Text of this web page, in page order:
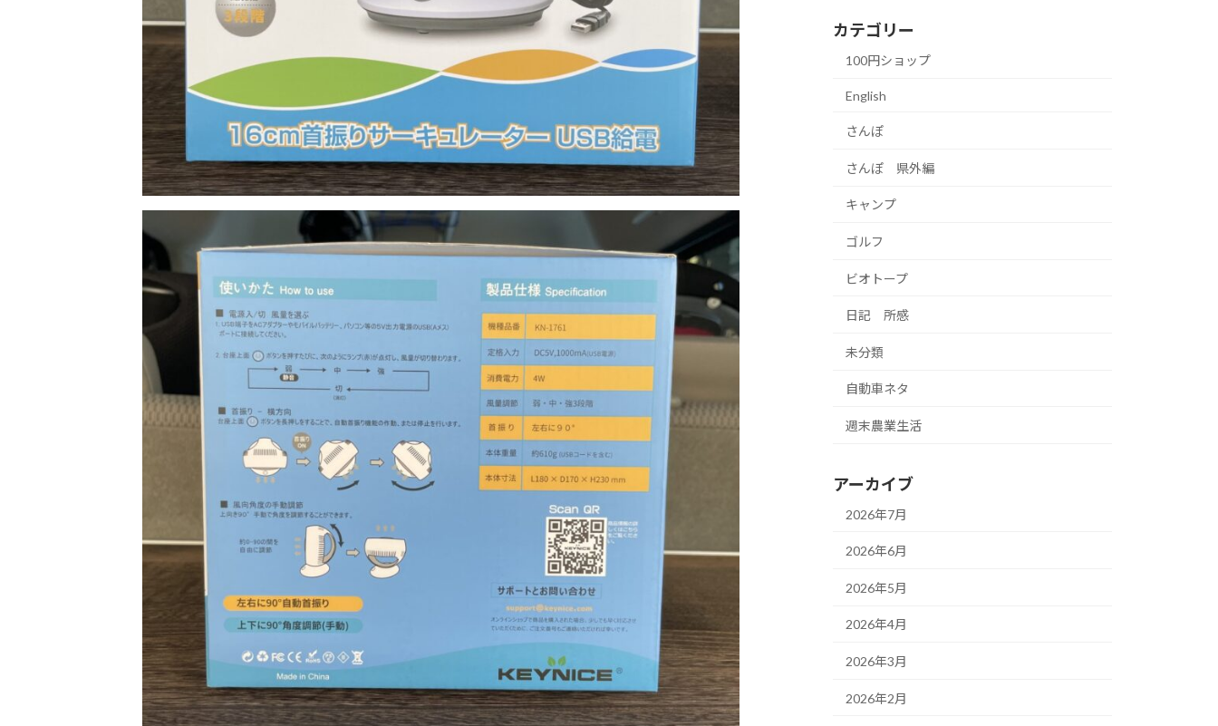
カテゴリー
100円ショップ
English
さんぽ
さんぽ 県外編
キャンプ
ゴルフ
ビオトープ
日記 所感
未分類
自動車ネタ
週末農業生活
アーカイブ
2026年7月
2026年6月
2026年5月
2026年4月
2026年3月
2026年2月